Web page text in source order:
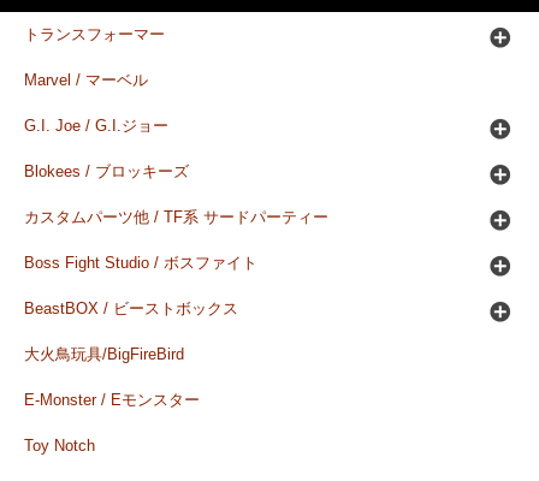
トランスフォーマー
Marvel / マーベル
G.I. Joe / G.I.ジョー
Blokees / ブロッキーズ
カスタムパーツ他 / TF系 サードパーティー
Boss Fight Studio / ボスファイト
BeastBOX / ビーストボックス
大火鳥玩具/BigFireBird
E-Monster / Eモンスター
Toy Notch